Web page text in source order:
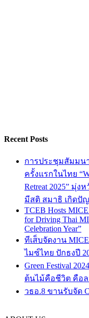
Recent Posts
การประชุมสัมมน
ครั้งแรกในไทย
Retreat 2025” มุ่
มีสติ สมาธิ เกิดปั
TCEB Hosts
for Driving Thai
Celebration Year”
ทีเส็บจัดงาน
ไมซ์ไทย ปักธงปี
Green Festival
ต้นไม้คือชีวิต คือ
วธอ.8 ขานรับจัด